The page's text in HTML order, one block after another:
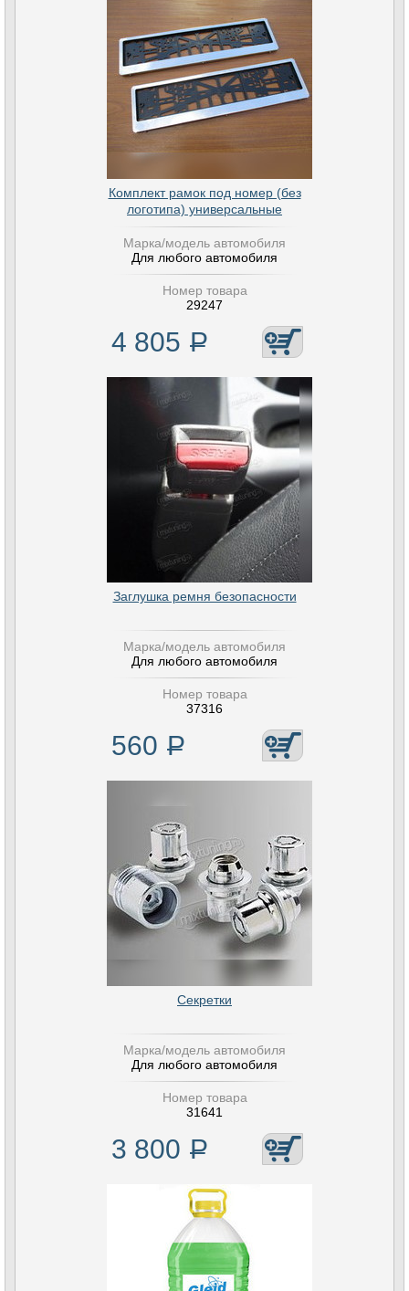
Комплект рамок под номер (без
логотипа) универсальные
Марка/модель автомобиля
Для любого автомобиля
Номер товара
29247
4 805 Р
Заглушка ремня безопасности
Марка/модель автомобиля
Для любого автомобиля
Номер товара
37316
560 Р
Секретки
Марка/модель автомобиля
Для любого автомобиля
Номер товара
31641
3 800 Р